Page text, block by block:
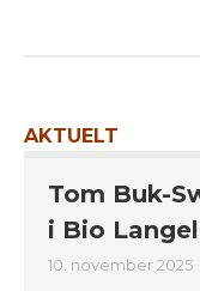
AKTUELT
Tom Buk-
i Bio
10. november 2025